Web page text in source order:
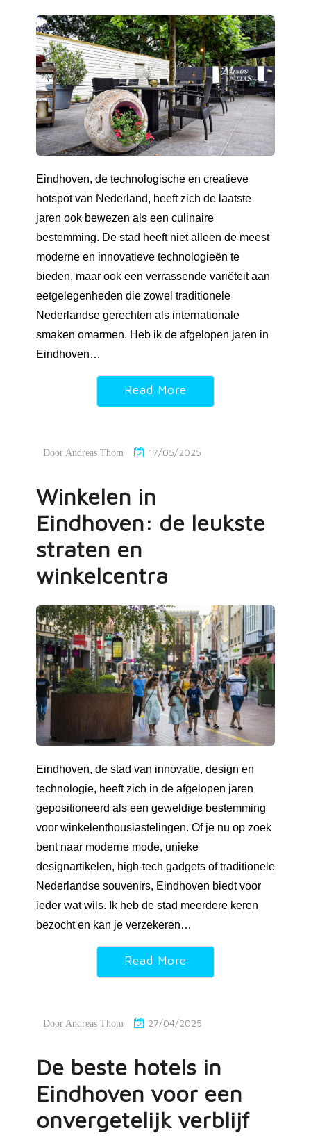
Eindhoven, de technologische en creatieve
hotspot van Nederland, heeft zich de laatste
jaren ook bewezen als een culinaire
bestemming. De stad heeft niet alleen de meest
moderne en innovatieve technologieën te
bieden, maar ook een verrassende variëteit aan
eetgelegenheden die zowel traditionele
Nederlandse gerechten als internationale
smaken omarmen. Heb ik de afgelopen jaren in
Eindhoven…
Read More
Door Andreas Thom 17/05/2025
Winkelen in
Eindhoven: de leukste
straten en
winkelcentra
Eindhoven, de stad van innovatie, design en
technologie, heeft zich in de afgelopen jaren
gepositioneerd als een geweldige bestemming
voor winkelenthousiastelingen. Of je nu op zoek
bent naar moderne mode, unieke
designartikelen, high-tech gadgets of traditionele
Nederlandse souvenirs, Eindhoven biedt voor
ieder wat wils. Ik heb de stad meerdere keren
bezocht en kan je verzekeren…
Read More
Door Andreas Thom 27/04/2025
De beste hotels in
Eindhoven voor een
onvergetelijk verblijf